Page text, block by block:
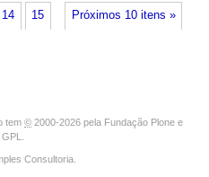
Próximos 10 itens »
14 15
tem © 2000-2026 pela Fundação Plone e
Consultoria